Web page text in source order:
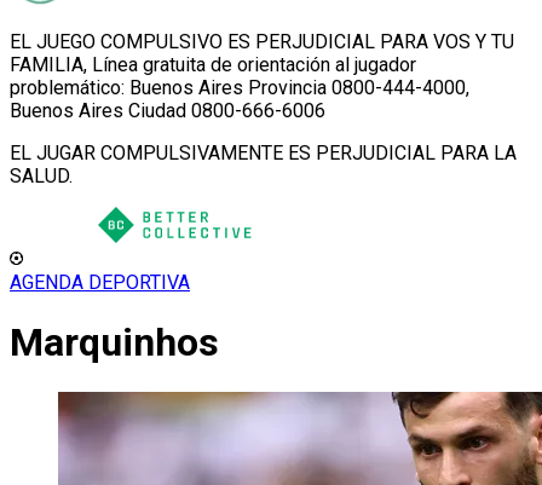
EL JUEGO COMPULSIVO ES PERJUDICIAL PARA VOS Y TU
FAMILIA, Línea gratuita de orientación al jugador
problemático: Buenos Aires Provincia 0800-444-4000,
Buenos Aires Ciudad 0800-666-6006
EL JUGAR COMPULSIVAMENTE ES PERJUDICIAL PARA LA
SALUD.
AGENDA DEPORTIVA
Marquinhos